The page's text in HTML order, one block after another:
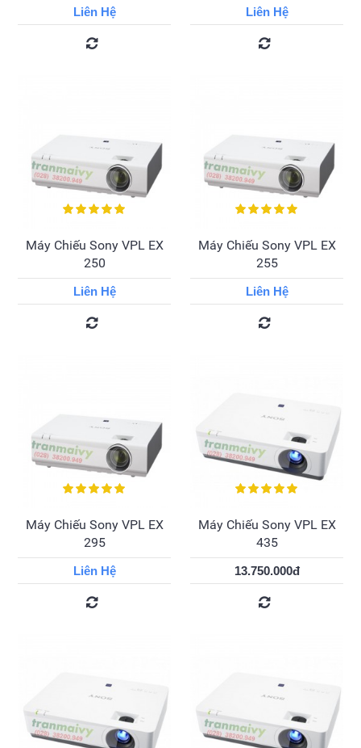
Liên Hệ Liên Hệ
Máy Chiếu Sony VPL EX
250
Liên Hệ
Máy Chiếu Sony VPL EX
255
Liên Hệ
Máy Chiếu Sony VPL EX
295
Liên Hệ
Máy Chiếu Sony VPL EX
435
13.750.000đ